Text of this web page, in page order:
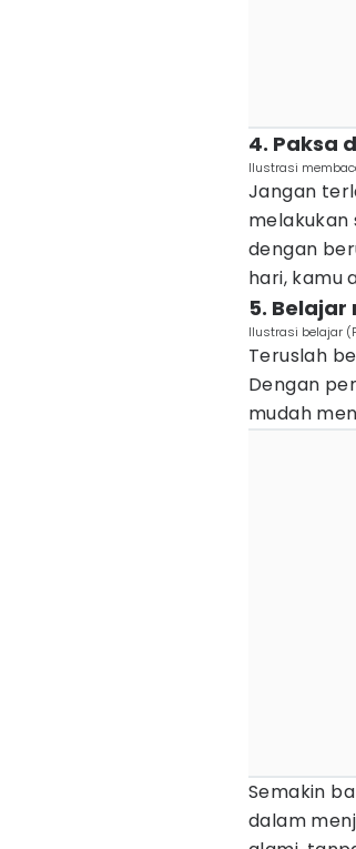
4. Paksa
Ilustrasi
Jangan
melakukan
dengan
hari, kamu
5.
Ilustrasi belajar
Teruslah
Dengan
mudah
Semakin
dalam